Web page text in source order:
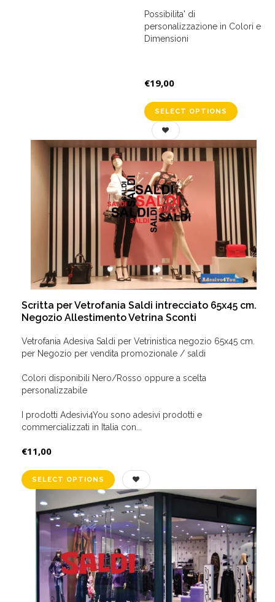
Possibilita' di
personalizzazione in Colori e
Dimensioni
€19,00
Scritta per Vetrofania Saldi intrecciato 65x45 cm.
Negozio Allestimento Vetrina Sconti
Vetrofania Adesiva Saldi per Vetrinistica negozio 65x45 cm.
per Negozio per vendita promozionale / saldi
Colori disponibili Nero/Rosso oppure a scelta
personalizzabile
I prodotti Adesivi4You sono adesivi prodotti e
commercializzati in Italia con...
€11,00